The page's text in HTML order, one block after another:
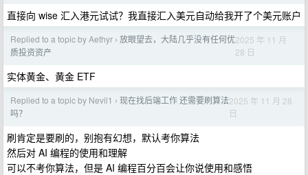
直接向 wise 汇入港元试试？我直接汇入美元自动给我开了个美元账户
Replied to a topic by Aethyr › 放眼望去，大陆几乎没有任何优
质投资资产
2025 年 11 月
28 日
实体黄金、黄金 ETF
Replied to a topic by Nevil1 › 现在找后端工作 还需要刷算法
吗？
2025 年 11 月 28
日
刷肯定是要刷的，别抱有幻想，默认考你算法
然后对 AI 编程的使用和理解
可以不考你算法，但是 AI 编程百分百会让你说使用和感悟